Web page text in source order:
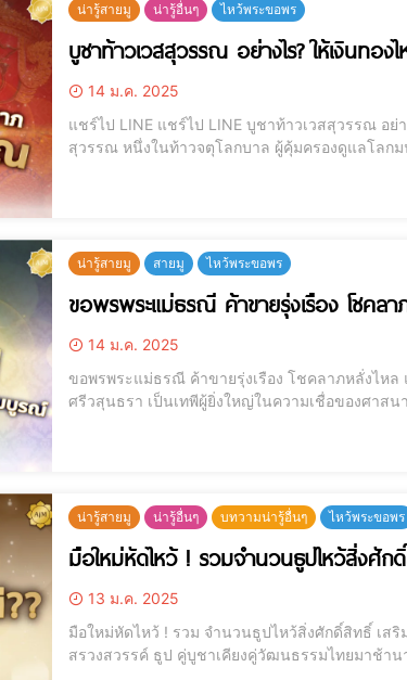
น่ารู้สายมู น่ารู้อื่นๆ ไหว้พระขอพร
บูชาท้าวเวสสุวรรณ อย่างไร? ให้เงินทอง
14 ม.ค. 2025
แชร์ไป LINE แชร์ไป LINE บูชาท้าวเวสสุวรรณ อย่างไร? ให้เงินทองไหลมาเทมา ไม่ขาดมือ! [elementor-template id="12184"] ท้าวเวส
สุวรรณ หนึ่งในท้าวจตุโลกบาล ผู้คุ้มครองดูแลโลกม
น่ารู้สายมู สายมู ไหว้พระขอพร
ขอพรพระแม่ธรณี ค้าขายรุ่งเรือง โชคลา
14 ม.ค. 2025
ขอพรพระแม่ธรณี ค้าขายรุ่งเรือง โชคลาภหลั่งไหล แชร์ไป LINE แชร์ไป LINE [elementor-template id="12184"] พระแม่ธรณี หรือ พระ
ศรีวสุนธรา เป็นเทพีผู้ยิ่งใหญ่ในความเชื่อของศา
น่ารู้สายมู น่ารู้อื่นๆ บทวามน่ารู้อื่นๆ ไหว้พระขอพร
มือใหม่หัดไหว้ ! รวมจำนวนธูปไหว้สิ่งศัก
13 ม.ค. 2025
มือใหม่หัดไหว้ ! รวม จำนวนธูปไหว้สิ่งศักดิ์สิทธิ์ เสริมดวง ปังรับปีใหม่ [elementor-template
สรวงสวรรค์ ธูป คู่บูชาเคียงคู่วัฒนธรรมไทยมาช้านาน กลิ่นหอมอบอวลและควันลอยคลุ้ง คือสัญลักษณ์ของการสื่อสารถึงสิ่งศักดิ์สิทธิ์ เชื่อ